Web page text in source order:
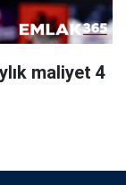
maliyet 4